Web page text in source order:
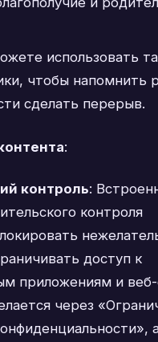
использовать
чтобы напомнить
сделать перерыв.
:
контроль:
контроля
доступ к
приложениям и веб-
через